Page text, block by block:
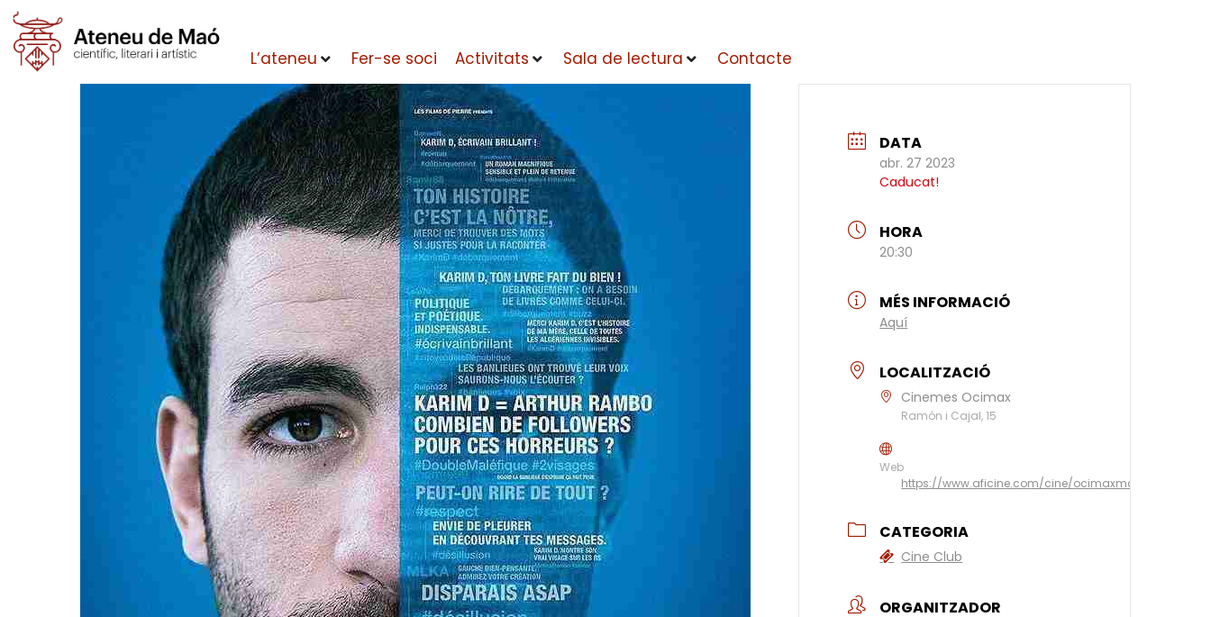
L’ateneu Fer-se soci Activitats Sala de lectura Contacte
DATA
abr. 27 2023
Caducat!
HORA
20:30
MÉS INFORMACIÓ
Aquí
LOCALITZACIÓ
Cinemes Ocimax
Ramón i Cajal, 15
Web
https://www.aficine.com/cine/ocimaxmahon/
CATEGORIA
Cine Club
ORGANITZADOR